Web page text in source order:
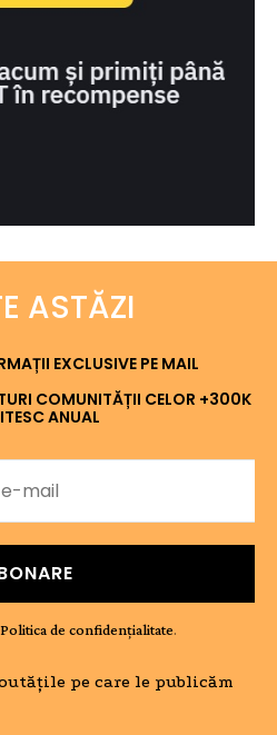
ASTĂZI
EXCLUSIVE PE MAIL
COMUNITĂȚII CELOR +300K
ANUAL
Politica de confidențialitate.
pe care le publicăm